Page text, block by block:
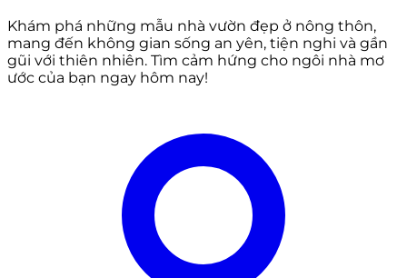
Khám phá những mẫu nhà vườn đẹp ở nông thôn,
mang đến không gian sống an yên, tiện nghi và gần
gũi với thiên nhiên. Tìm cảm hứng cho ngôi nhà mơ
ước của bạn ngay hôm nay!